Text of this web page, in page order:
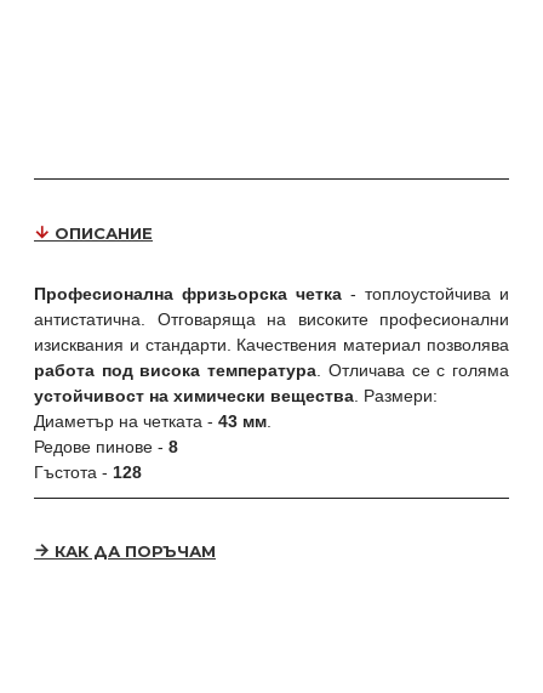
ОПИСАНИЕ
Професионална фризьорска четка - топлоустойчива и
антистатична. Отговаряща на високите професионални
изисквания и стандарти. Качествения материал позволява
работа под висока температура . Отличава се с голяма
устойчивост на химически вещества . Размери:
Диаметър на четката - 43 мм
Редове пинове - 8
Гъстота - 128
КАК ДА ПОРЪЧАМ